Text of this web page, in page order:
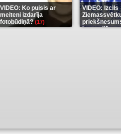
VIDEO: Ko puisis ar
meiteni izdarīja
fotobūdiņā?(17)
VIDEO: Izcils
karu stilā(7)